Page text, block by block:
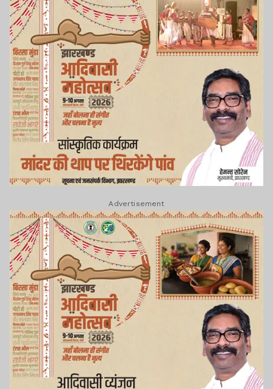
Advertisement